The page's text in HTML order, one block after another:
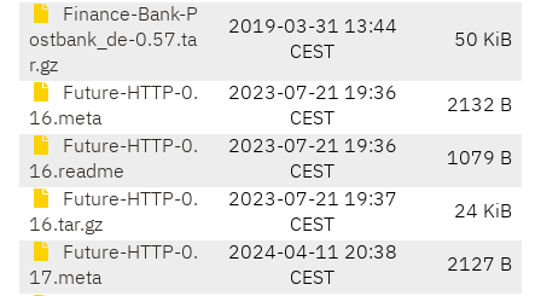
Finance-Bank-P
ostbank_de-0.57.ta
r.gz
2019-03-31 13:44
CEST
50 KiB
Future-HTTP-0.
16.meta
2023-07-21 19:36
CEST
2132 B
Future-HTTP-0.
16.readme
2023-07-21 19:36
CEST
1079 B
Future-HTTP-0.
16.tar.gz
2023-07-21 19:37
CEST
24 KiB
Future-HTTP-0.
17.meta
2024-04-11 20:38
CEST
2127 B